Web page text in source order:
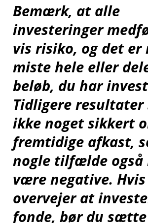
Bemærk, at alle
investeringer
vis risiko, og det
miste hele eller
beløb, du har
Tidligere resultater
ikke noget sikkert
fremtidige afkast,
nogle tilfælde også
være negative.
overvejer at
fonde, bør du